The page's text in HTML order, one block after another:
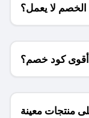
لا يعمل؟
كود خصم؟
منتجات معينة